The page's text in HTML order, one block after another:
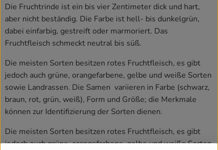
Die Fruchtrinde ist ein bis vier Zentimeter dick und hart,
aber nicht beständig. Die Farbe ist hell- bis dunkelgrün,
dabei einfarbig, gestreift oder marmoriert. Das
Fruchtfleisch schmeckt neutral bis süß.
Die meisten Sorten besitzen rotes Fruchtfleisch, es gibt
jedoch auch grüne, orangefarbene, gelbe und weiße Sorten
sowie Landrassen. Die Samen variieren in Farbe (schwarz,
braun, rot, grün, weiß), Form und Größe; die Merkmale
können zur Identifizierung der Sorten dienen.
Die meisten Sorten besitzen rotes Fruchtfleisch, es gibt
jedoch auch grüne, orangefarbene, gelbe und weiße Sorten